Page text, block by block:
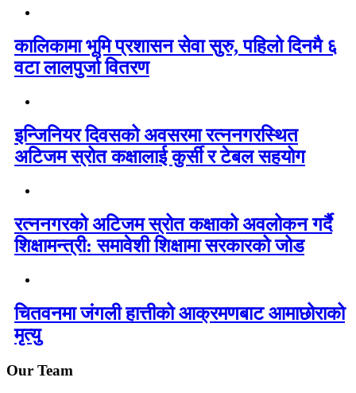
कालिकामा भूमि प्रशासन सेवा सुरु, पहिलो दिनमै ६
वटा लालपुर्जा वितरण
इन्जिनियर दिवसको अवसरमा रत्ननगरस्थित
अटिजम स्रोत कक्षालाई कुर्सी र टेबल सहयोग
रत्ननगरको अटिजम स्रोत कक्षाको अवलोकन गर्दै
शिक्षामन्त्री: समावेशी शिक्षामा सरकारको जोड
चितवनमा जंगली हात्तीको आक्रमणबाट आमाछोराको
मृत्यु
Our Team